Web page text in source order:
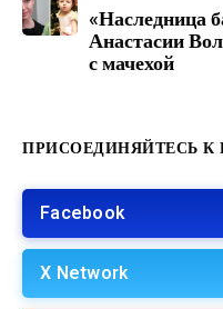
«Наследница
Анастасии
с мачехой
ПРИСОЕДИНЯЙТЕСЬ К
Facebook
X Network